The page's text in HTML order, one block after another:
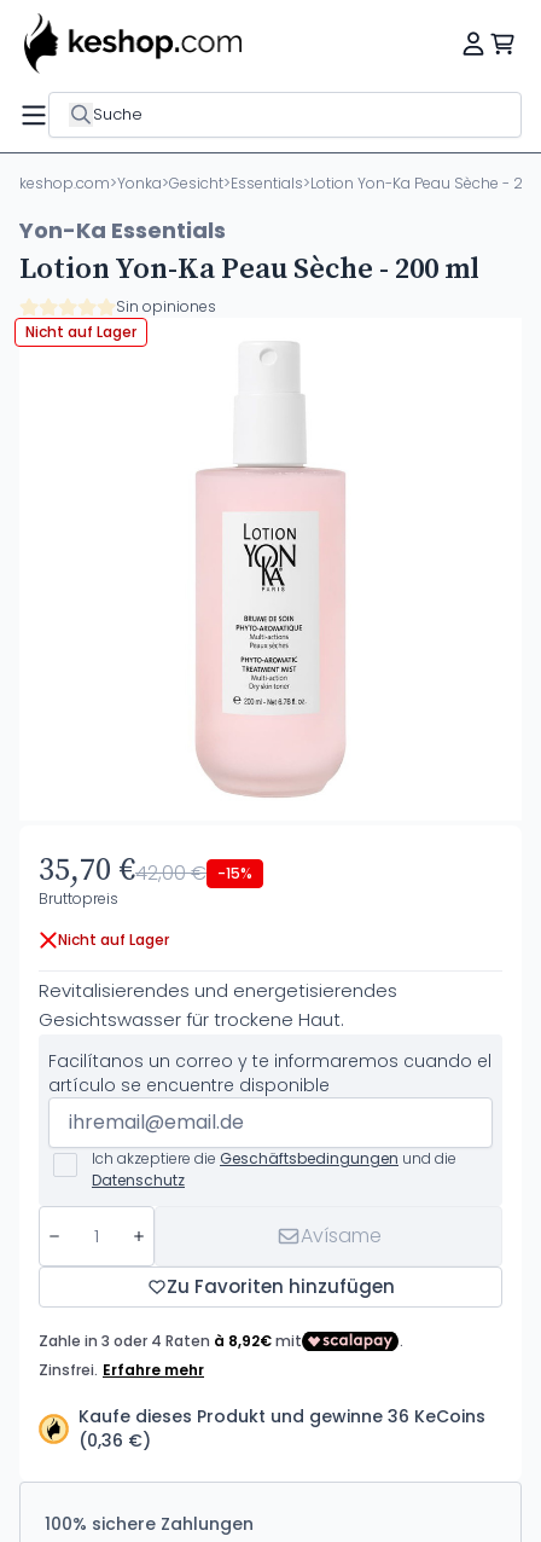
Suche
keshop.com>Yonka>Gesicht>Essentials>Lotion Yon-Ka Peau Sèche -
Yon-Ka Essentials
Lotion Yon-Ka Peau Sèche - 200 ml
Sin opiniones
Nicht auf Lager
35,70 €42,00 € -15%
Bruttopreis
Nicht auf Lager
Revitalisierendes und energetisierendes
Gesichtswasser für trockene Haut.
Facilítanos un correo y te informaremos cuando el
artículo se encuentre disponible
Ich akzeptiere die Geschäftsbedingungen und die
Datenschutz
Avísame
Zu Favoriten hinzufügen
Kaufe dieses Produkt und gewinne 36 KeCoins
(0,36 €)
100% sichere Zahlungen